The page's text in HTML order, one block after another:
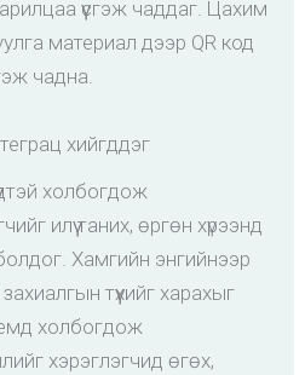
үүсгэж чаддаг. Цахим
материал дээр QR код
чадна.
хийгддэг
холбогдож
илүү таних, өргөн хүрээнд
Хамгийн энгийнээр
түүхийг харахыг
холбогдож
хэрэглэгчид өгөх,